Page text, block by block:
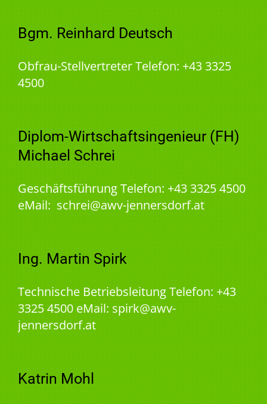
Bgm. Reinhard Deutsch
Obfrau-Stellvertreter Telefon: +43 3325
4500
Diplom-Wirtschaftsingenieur (FH)
Michael Schrei
Geschäftsführung Telefon: +43 3325 4500
eMail: schrei@awv-jennersdorf.at
Ing. Martin Spirk
Technische Betriebsleitung Telefon: +43
3325 4500 eMail: spirk@awv-
jennersdorf.at
Katrin Mohl